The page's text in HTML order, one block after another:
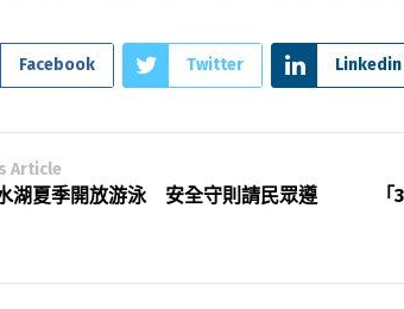
Facebook Twitter Linkedin
Article
湖夏季開放游泳 安全守則請民眾遵